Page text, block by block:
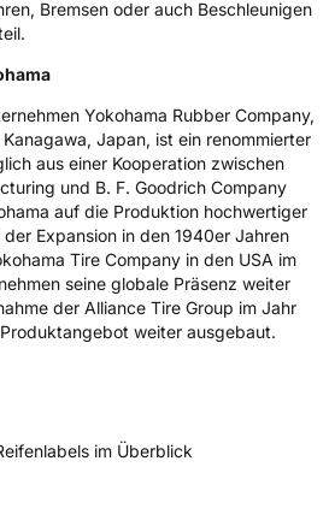
(GPSR)
Europe GmbH, Monschauer Str.
Düsseldorf, Deutschland,
Bremsen oder auch Beschleunigen
Yokohama Rubber Company,
Japan, ist ein renommierter
aus einer Kooperation zwischen
und B. F. Goodrich Company
auf die Produktion hochwertiger
Expansion in den 1940er Jahren
Tire Company in den USA im
seine globale Präsenz weiter
der Alliance Tire Group im Jahr
weiter ausgebaut.
im Überblick